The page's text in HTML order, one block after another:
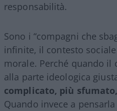
responsabilità.
Sono i “compagni che
infinite, il contesto
morale. Perché quando il
alla parte ideologica
complicato, più sfumato,
Quando invece a